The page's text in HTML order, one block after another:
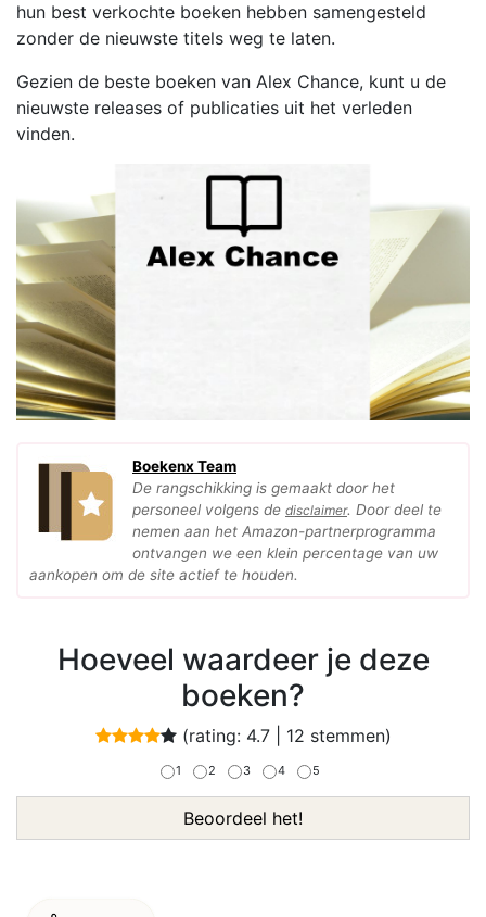
hun best verkochte boeken hebben samengesteld
zonder de nieuwste titels weg te laten.
Gezien de beste boeken van Alex Chance, kunt u de
nieuwste releases of publicaties uit het verleden
vinden.
Boekenx Team
De rangschikking is gemaakt door het
personeel volgens de disclaimer. Door deel te
nemen aan het Amazon-partnerprogramma
ontvangen we een klein percentage van uw
aankopen om de site actief te houden.
Hoeveel waardeer je deze
boeken?
(rating: 4.7| 12 stemmen)
1 2 3 4 5
Beoordeel het!